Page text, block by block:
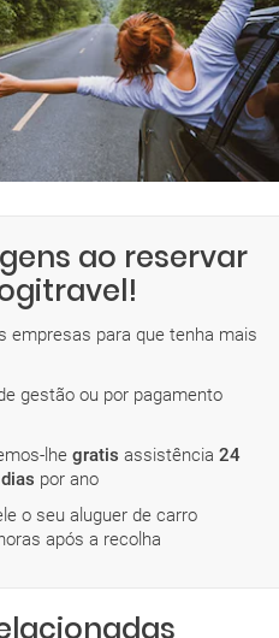
ao reservar
empresas para que tenha mais
gestão ou por pagamento
lhe gratis assistência 24
por ano
o seu aluguer de carro
após a recolha